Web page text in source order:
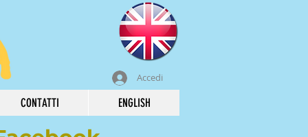
Accedi
CONTATTI ENGLISH